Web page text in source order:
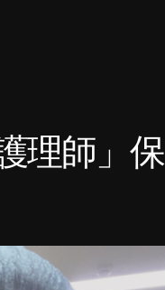
理師」保